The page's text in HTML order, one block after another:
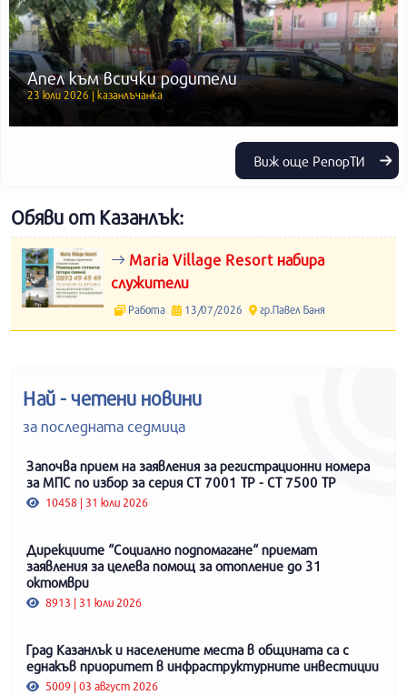
Апел към всички родители
23 юли 2026 | казанлъчанка
Виж още РепорТИ
Обяви от Казанлък:
Maria Village Resort набира
служители
Работа 13/07/2026 гр.Павел Баня
Най - четени новини
за последната седмица
Започва прием на заявления за регистрационни номера
за МПС по избор за серия СТ 7001 ТР - СТ 7500 ТР
10458 | 31 юли 2026
Дирекциите “Социално подпомагане“ приемат
заявления за целева помощ за отопление до 31
октомври
8913 | 31 юли 2026
Град Казанлък и населените места в общината са с
еднакъв приоритет в инфраструктурните инвестиции
5009 | 03 август 2026